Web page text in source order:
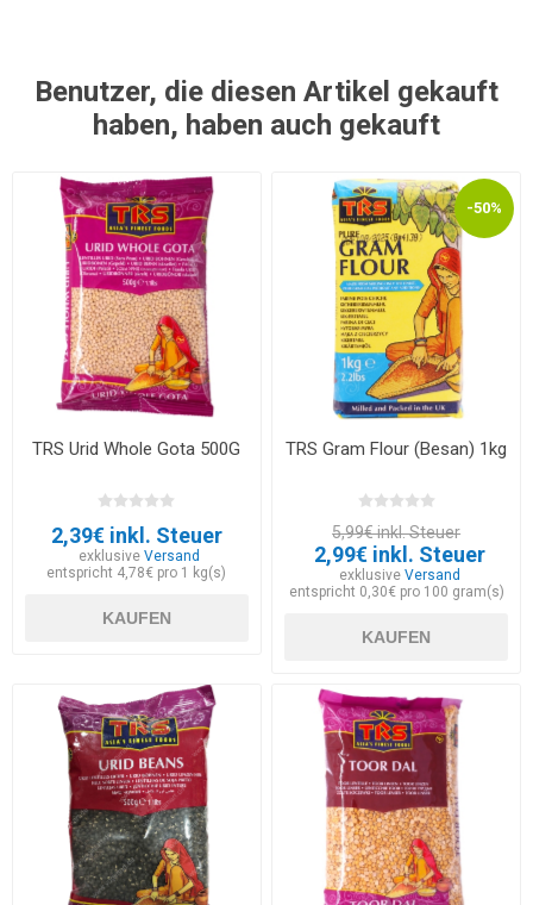
Benutzer, die diesen Artikel gekauft
haben, haben auch gekauft
TRS Urid Whole Gota 500G
2,39€ inkl. Steuer
exklusiveVersand
entspricht 4,78€ pro 1 kg(s)
KAUFEN
-50%
TRS Gram Flour (Besan) 1kg
5,99€ inkl. Steuer
2,99€ inkl. Steuer
exklusive Versand
entspricht 0,30€ pro 100 gram(s)
KAUFEN